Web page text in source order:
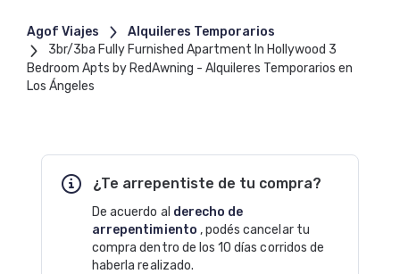
Agof Viajes
Alquileres Temporarios
3br/3ba Fully Furnished Apartment In Hollywood 3
Bedroom Apts by RedAwning - Alquileres Temporarios en
Los Ángeles
¿Te arrepentiste de tu compra?
De acuerdo al derecho de
arrepentimiento , podés cancelar tu
compra dentro de los 10 días corridos de
haberla realizado.